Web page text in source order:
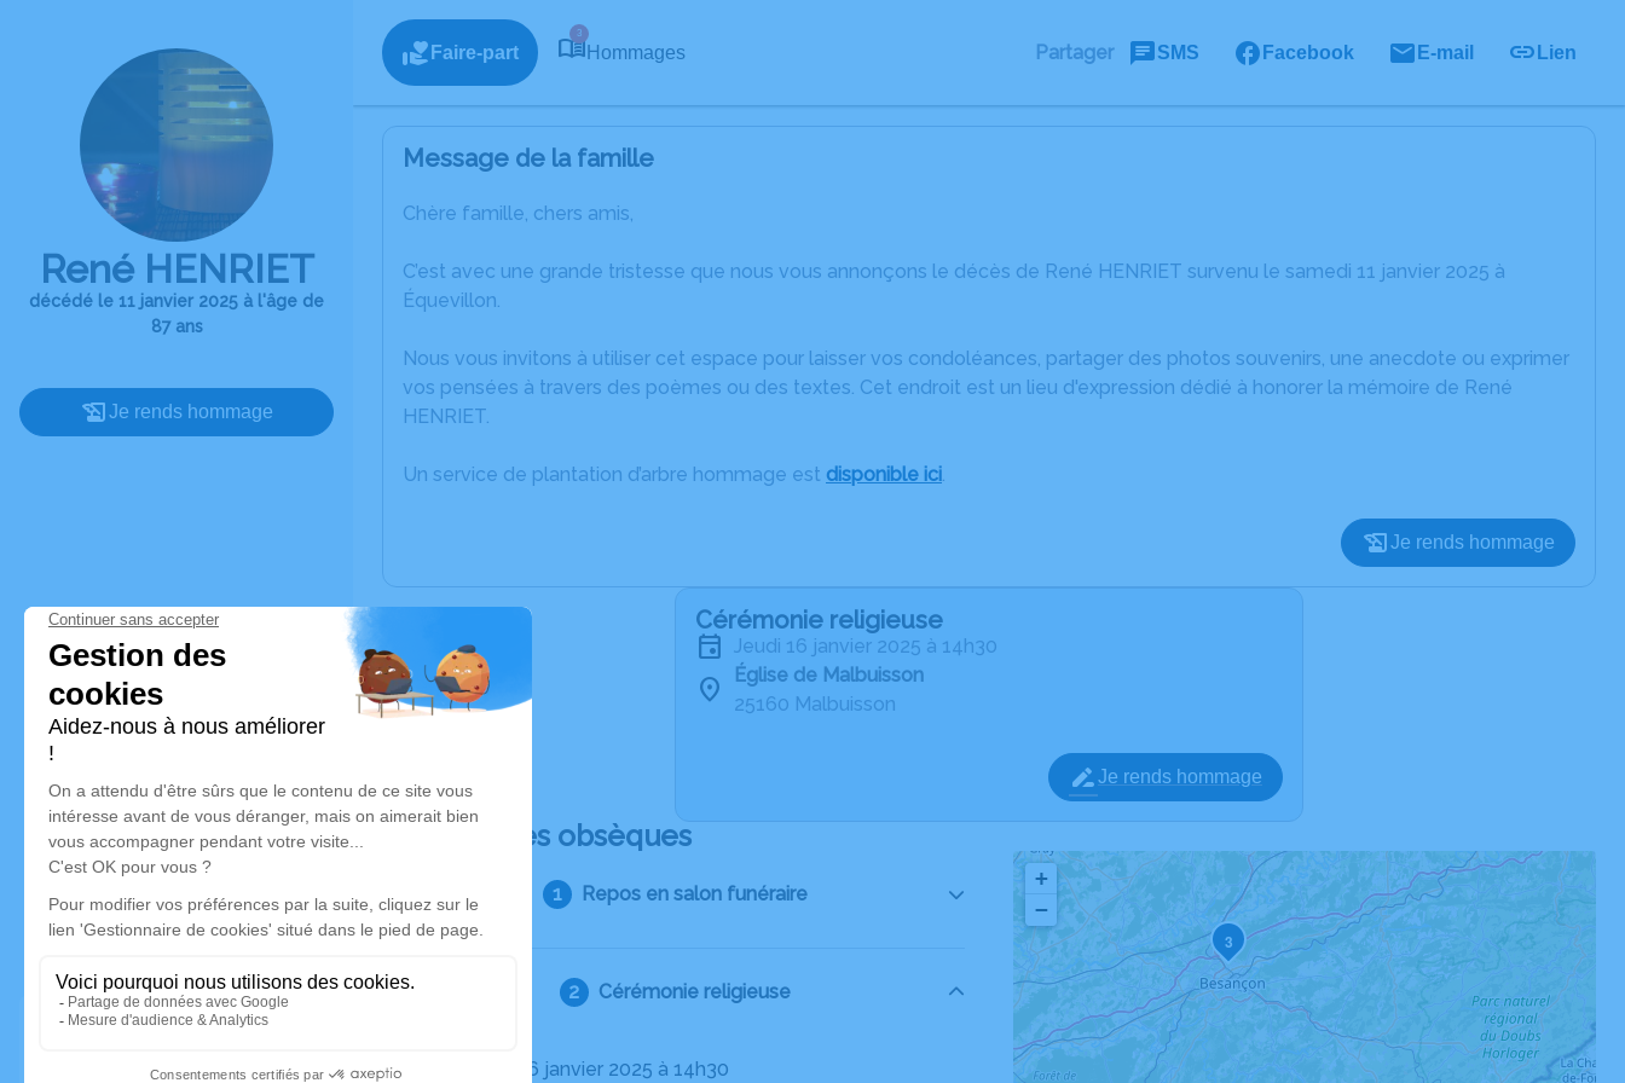
René HENRIET
décédé le 11 janvier 2025 à l'âge de
87 ans
Je rends hommage
Faire-part
3
Hommages Partager SMS Facebook E-mail Lien
Message de la famille
Chère famille, chers amis,
C’est avec une grande tristesse que nous vous annonçons le décès de René HENRIET survenu le samedi 11 janvier 2025 à
Équevillon.
Nous vous invitons à utiliser cet espace pour laisser vos condoléances, partager des photos souvenirs, une anecdote ou exprimer
vos pensées à travers des poèmes ou des textes. Cet endroit est un lieu d'expression dédié à honorer la mémoire de René
HENRIET.
Un service de plantation d’arbre hommage est disponible ici.
Je rends hommage
Cérémonie religieuse
jeudi 16 janvier 2025 à 14h30
Église de Malbuisson
25160 Malbuisson
Je rends hommage
Déroulé des obsèques
Repos en salon funéraire
Cérémonie religieuse
Le jeudi 16 janvier 2025 à 14h30
3
+
−